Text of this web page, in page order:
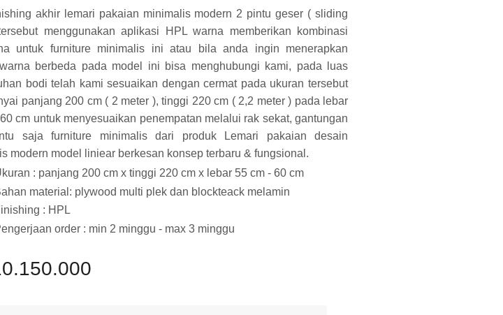
akhir lemari pakaian minimalis modern 2 pintu geser ( sliding
menggunakan aplikasi HPL warna memberikan kombinasi
untuk furniture minimalis ini atau bila anda ingin menerapkan
berbeda pada model ini bisa menghubungi kami, pada luas
bodi telah kami sesuaikan dengan cermat pada ukuran tersebut
panjang 200 cm ( 2 meter ), tinggi 220 cm ( 2,2 meter ) pada lebar
cm untuk menyesuaikan penempatan melalui rak sekat, gantungan
saja furniture minimalis dari produk Lemari pakaian desain
modern model liniear berkesan konsep terbaru & fungsional.
: panjang 200 cm x tinggi 220 cm x lebar 55 cm - 60 cm
material: plywood multi plek dan blockteack melamin
: HPL
order : min 2 minggu - max 3 minggu